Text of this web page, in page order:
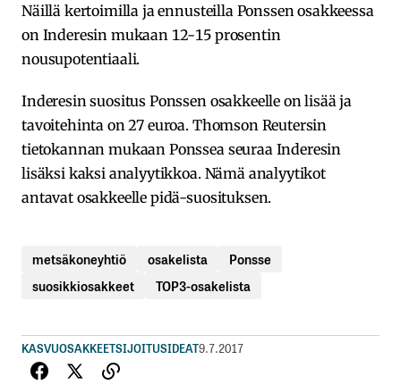
Näillä kertoimilla ja ennusteilla Ponssen osakkeessa
on Inderesin mukaan 12-15 prosentin
nousupotentiaali.
Inderesin suositus Ponssen osakkeelle on lisää ja
tavoitehinta on 27 euroa. Thomson Reutersin
tietokannan mukaan Ponssea seuraa Inderesin
lisäksi kaksi analyytikkoa. Nämä analyytikot
antavat osakkeelle pidä-suosituksen.
metsäkoneyhtiö osakelista
Ponsse
suosikkiosakkeet
TOP3-osakelista
KASVUOSAKKEETSIJOITUSIDEAT9.7.2017